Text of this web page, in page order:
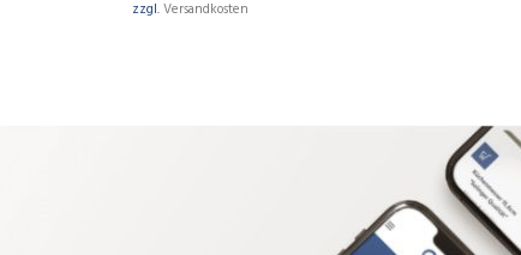
zzgl.Versandkosten